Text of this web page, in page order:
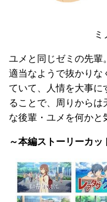
ユメと同じゼミの先輩
適当なようで抜かりな
ていて、人情を大事
ることで、周りから
な後輩・ユメを何かと
～本編ストーリーカッ